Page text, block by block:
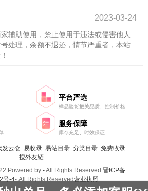
2023-03-24
辅助使用，禁止使用于违法或侵害他人
处理，余额不退还，情节严重者，本站
平台严选
样品验货把关品质、控制价格
服务保障
库存充足、时效保证
发云仓 易收录 易站目录 分类目录 免费收录
搜外友链
Powered by -All Rights Reserved 晋ICP备
号-4- All Rights Reserved营业执照